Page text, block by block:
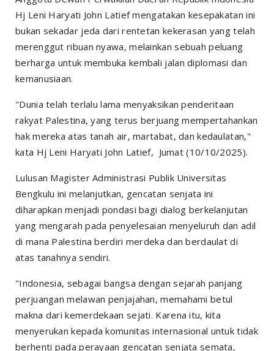
Hj Leni Haryati John Latief mengatakan kesepakatan ini
bukan sekadar jeda dari rentetan kekerasan yang telah
merenggut ribuan nyawa, melainkan sebuah peluang
berharga untuk membuka kembali jalan diplomasi dan
kemanusiaan.
"Dunia telah terlalu lama menyaksikan penderitaan
rakyat Palestina, yang terus berjuang mempertahankan
hak mereka atas tanah air, martabat, dan kedaulatan,"
kata Hj Leni Haryati John Latief, Jumat (10/10/2025).
Lulusan Magister Administrasi Publik Universitas
Bengkulu ini melanjutkan, gencatan senjata ini
diharapkan menjadi pondasi bagi dialog berkelanjutan
yang mengarah pada penyelesaian menyeluruh dan adil
di mana Palestina berdiri merdeka dan berdaulat di
atas tanahnya sendiri.
"Indonesia, sebagai bangsa dengan sejarah panjang
perjuangan melawan penjajahan, memahami betul
makna dari kemerdekaan sejati. Karena itu, kita
menyerukan kepada komunitas internasional untuk tidak
berhenti pada perayaan gencatan senjata semata,